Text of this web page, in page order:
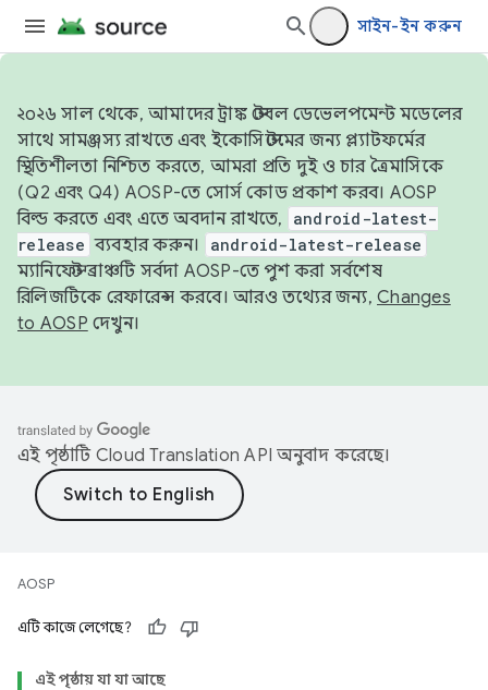
সাইন-ইন করুন
২০২৬ সাল থেকে, আমাদের ট্রাঙ্ক স্টেবল ডেভেলপমেন্ট মডেলের
সাথে সামঞ্জস্য রাখতে এবং ইকোসিস্টেমের জন্য প্ল্যাটফর্মের
স্থিতিশীলতা নিশ্চিত করতে, আমরা প্রতি দুই ও চার ত্রৈমাসিকে
(Q2 এবং Q4) AOSP-তে সোর্স কোড প্রকাশ করব। AOSP
বিল্ড করতে এবং এতে অবদান রাখতে,
android-latest-
release ব্যবহার করুন। android-latest-release
ম্যানিফেস্ট ব্রাঞ্চটি সর্বদা AOSP-তে পুশ করা সর্বশেষ
রিলিজটিকে রেফারেন্স করবে। আরও তথ্যের জন্য, Changes
to AOSP দেখুন।
এই পৃষ্ঠাটি Cloud Translation API অনুবাদ করেছে।
AOSP
এটি কাজে লেগেছে?
এই পৃষ্ঠায় যা যা আছে